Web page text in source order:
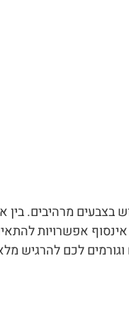
בצבעים מרהיבים. בין
אינסוף אפשרויות
לכם להרגיש